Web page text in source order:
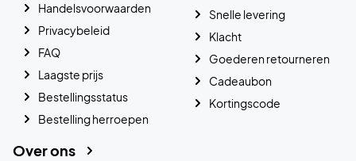
Handelsvoorwaarden
Privacybeleid
FAQ
Laagste prijs
Bestellingsstatus
Bestelling herroepen
Snelle levering
Klacht
Goederen retourneren
Cadeaubon
Kortingscode
Over ons